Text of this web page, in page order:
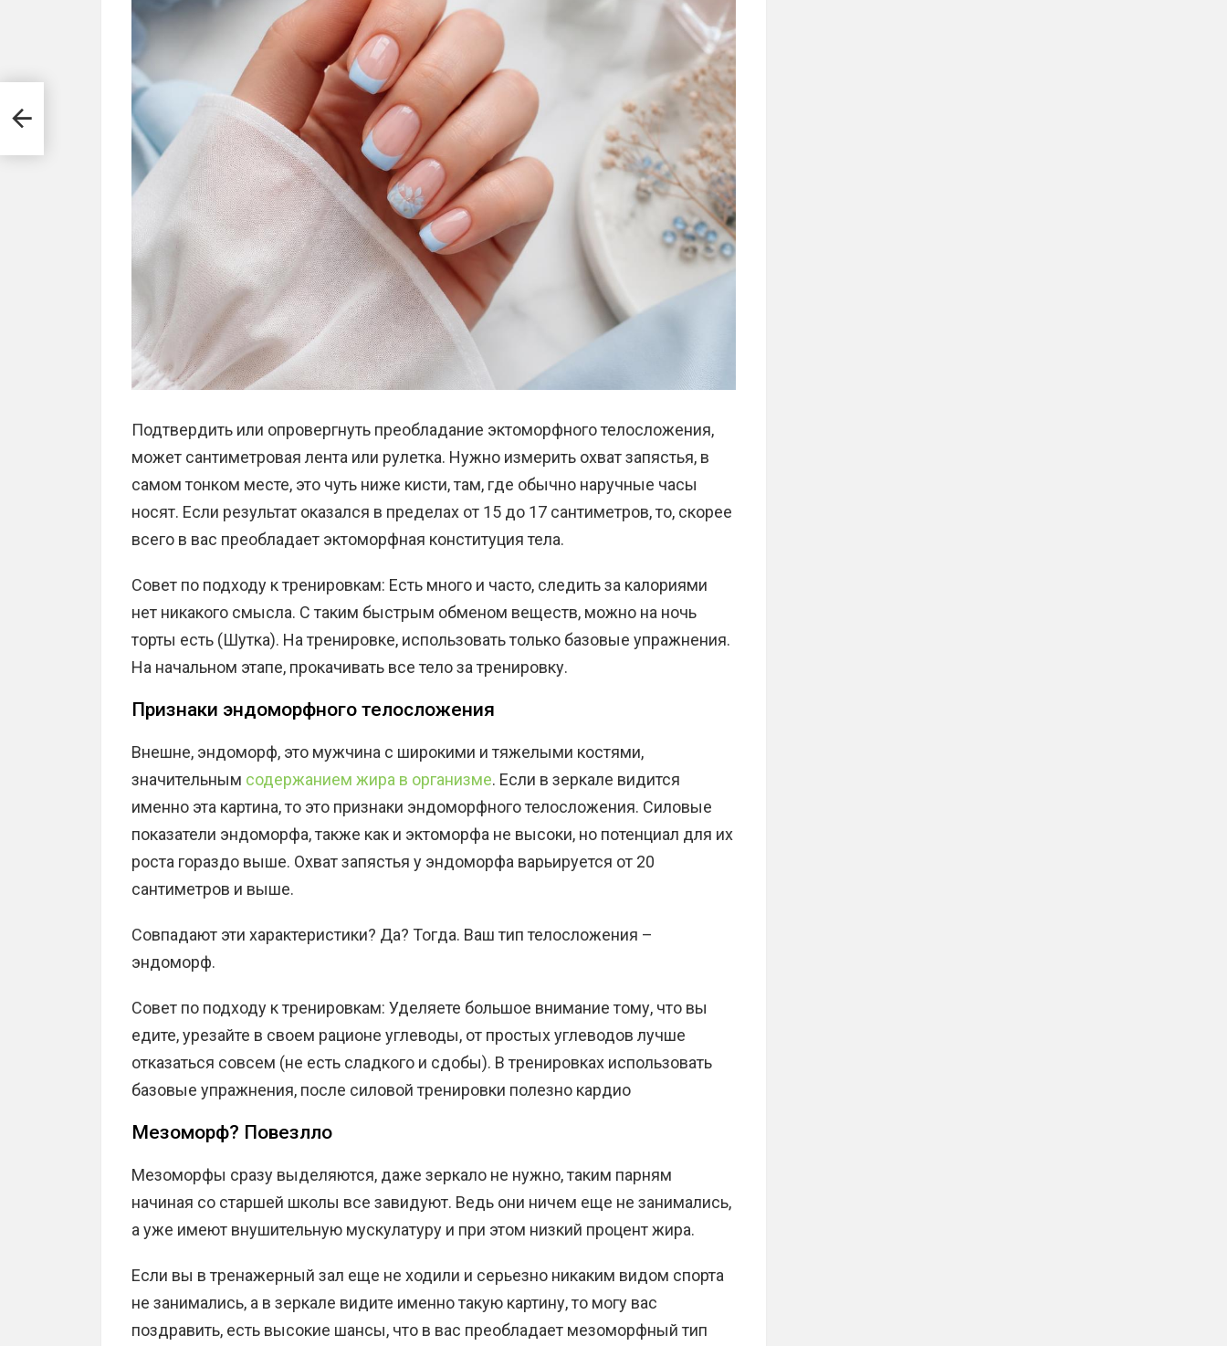
Подтвердить или опровергнуть преобладание эктоморфного телосложения,
может сантиметровая лента или рулетка. Нужно измерить охват запястья, в
самом тонком месте, это чуть ниже кисти, там, где обычно наручные часы
носят. Если результат оказался в пределах от 15 до 17 сантиметров, то, скорее
всего в вас преобладает эктоморфная конституция тела.
Совет по подходу к тренировкам: Есть много и часто, следить за калориями
нет никакого смысла. С таким быстрым обменом веществ, можно на ночь
торты есть (Шутка). На тренировке, использовать только базовые упражнения.
На начальном этапе, прокачивать все тело за тренировку.
Признаки эндоморфного телосложения
Внешне, эндоморф, это мужчина с широкими и тяжелыми костями,
значительным содержанием жира в организме. Если в зеркале видится
именно эта картина, то это признаки эндоморфного телосложения. Силовые
показатели эндоморфа, также как и эктоморфа не высоки, но потенциал для их
роста гораздо выше. Охват запястья у эндоморфа варьируется от 20
сантиметров и выше.
Совпадают эти характеристики? Да? Тогда. Ваш тип телосложения –
эндоморф.
Совет по подходу к тренировкам: Уделяете большое внимание тому, что вы
едите, урезайте в своем рационе углеводы, от простых углеводов лучше
отказаться совсем (не есть сладкого и сдобы). В тренировках использовать
базовые упражнения, после силовой тренировки полезно кардио
Мезоморф? Повезлло
Мезоморфы сразу выделяются, даже зеркало не нужно, таким парням
начиная со старшей школы все завидуют. Ведь они ничем еще не занимались,
а уже имеют внушительную мускулатуру и при этом низкий процент жира.
Если вы в тренажерный зал еще не ходили и серьезно никаким видом спорта
не занимались, а в зеркале видите именно такую картину, то могу вас
поздравить, есть высокие шансы, что в вас преобладает мезоморфный тип